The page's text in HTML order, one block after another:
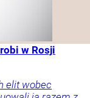
w Rosji
elit wobec